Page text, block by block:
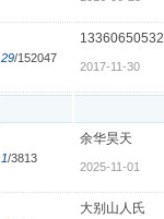
29/152047
13360650532
2017-11-30
1/3813
余华昊天
2025-11-01
大别山人氏